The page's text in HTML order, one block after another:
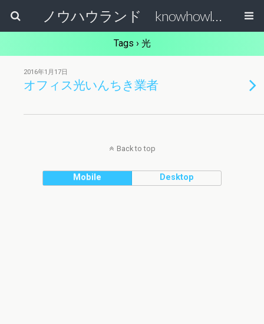
ノウハウランド knowhowland
Tags › 光
2016年1月17日
オフィス光いんちき業者
Back to top
Mobile Desktop